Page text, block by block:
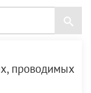
проводимых